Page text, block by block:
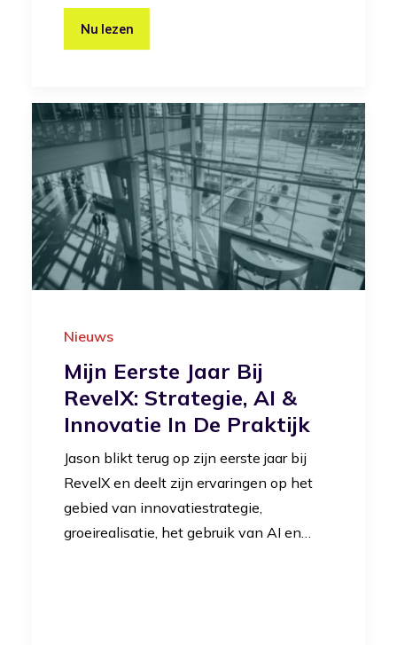
Nu lezen
Nieuws
Mijn Eerste Jaar Bij
RevelX: Strategie, AI &
Innovatie In De Praktijk
Jason blikt terug op zijn eerste jaar bij
RevelX en deelt zijn ervaringen op het
gebied van innovatiestrategie,
groeirealisatie, het gebruik van AI en…